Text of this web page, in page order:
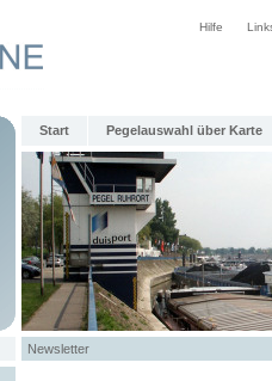
Hilfe
Start Pegelauswahl über Karte
Newsletter